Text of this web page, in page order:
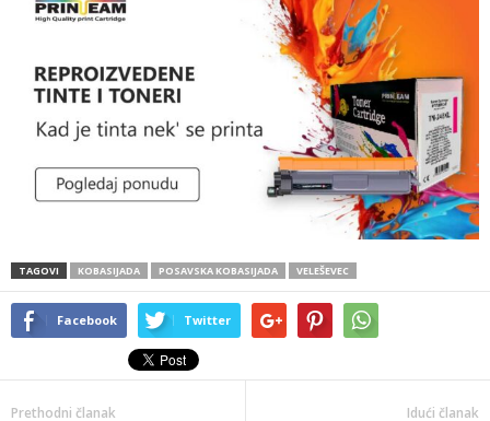
TAGOVI KOBASIJADA POSAVSKA KOBASIJADA VELEŠEVEC
Facebook Twitter
Prethodni članak Idući članak